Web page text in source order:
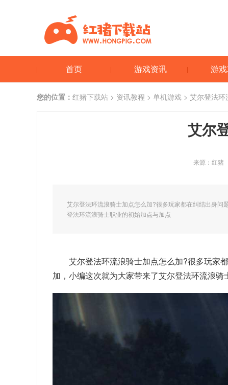
首页 游戏资讯 游
您的位置： 红猪下载站 > 资讯教程 > 单机游戏 > 艾尔登法
艾尔
来源：红猪
艾尔登法环流浪骑士加点怎么加?很多玩家都在纠结出身
登法环流浪骑士职业的初始加点与加点
艾尔登法环流浪骑士加点怎么加?很多玩家
加，小编这次就为大家带来了艾尔登法环流浪骑